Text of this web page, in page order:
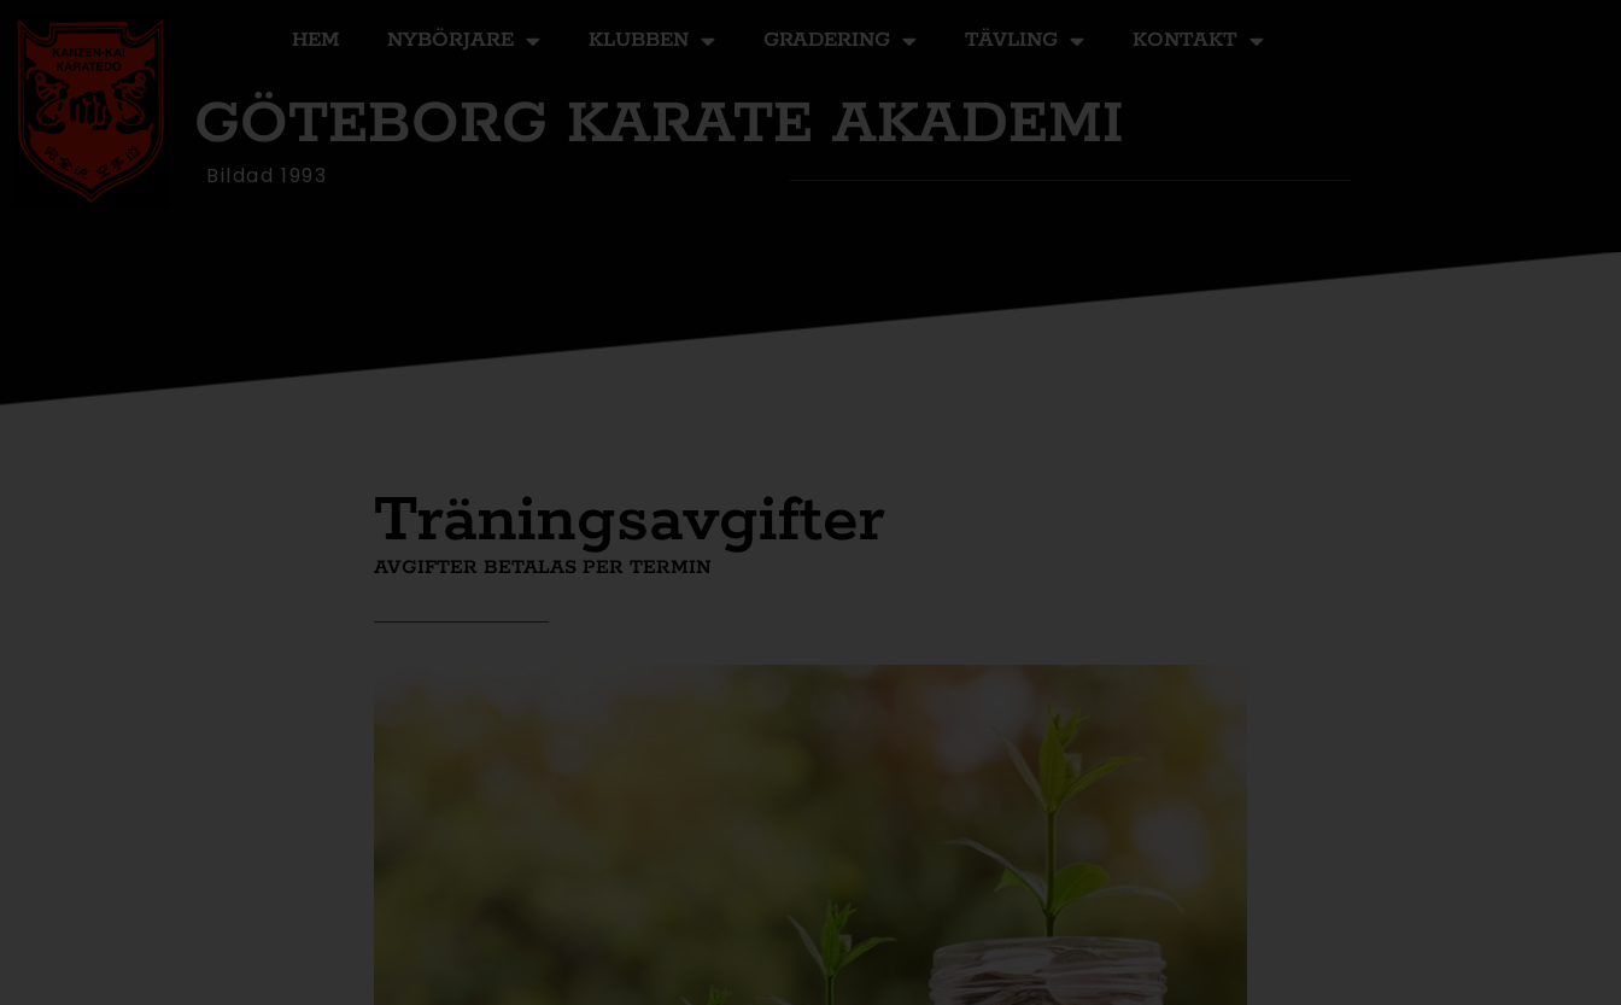
HEM NYBÖRJARE KLUBBEN GRADERING TÄVLING KONTAKT
GÖTEBORG KARATE AKADEMI
Bildad 1993
Träningsavgifter
AVGIFTER BETALAS PER TERMIN